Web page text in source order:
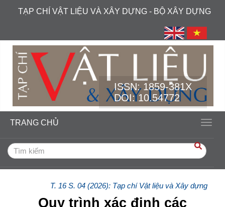
##plugins.themes.academic_free.accessible_menu.label##
##plugins.themes.academic_free.accessible_menu.sidebar##
TẠP CHÍ VẬT LIỆU VÀ XÂY DỰNG - BỘ XÂY DỰNG
ISSN:1859-381X
DOI: 10.54772
TRANG CHỦ
T. 16 S. 04 (2026): Tạp chí Vật liệu và Xây dựng
Quy trình xác định các